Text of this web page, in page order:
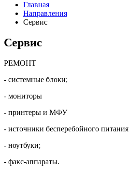
Главная
Направления
Сервис
Сервис
РЕМОНТ
- системные блоки;
- мониторы
- принтеры и МФУ
- источники бесперебойного питания
- ноутбуки;
- факс-аппараты.